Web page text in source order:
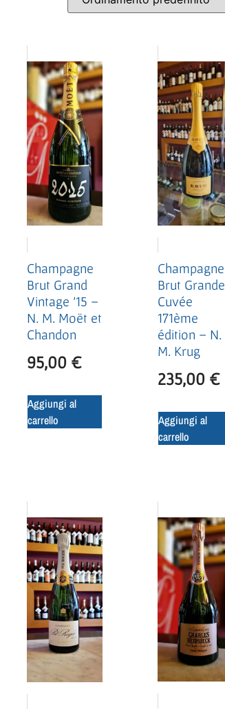
Champagne
Brut Grand
Vintage ’15 –
N. M. Moët et
Chandon
95,00 €
Aggiungi al
carrello
Champagne
Brut Grande
Cuvée
171ème
édition – N.
M. Krug
235,00 €
Aggiungi al
carrello